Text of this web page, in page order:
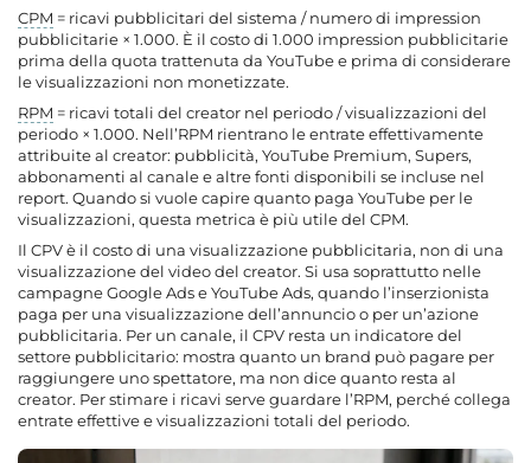
CPM = ricavi pubblicitari del sistema / numero di impression
pubblicitarie × 1.000. È il costo di 1.000 impression pubblicitarie
prima della quota trattenuta da YouTube e prima di considerare
le visualizzazioni non monetizzate.
RPM = ricavi totali del creator nel periodo / visualizzazioni del
periodo × 1.000. Nell’RPM rientrano le entrate effettivamente
attribuite al creator: pubblicità, YouTube Premium, Supers,
abbonamenti al canale e altre fonti disponibili se incluse nel
report. Quando si vuole capire quanto paga YouTube per le
visualizzazioni, questa metrica è più utile del CPM.
Il CPV è il costo di una visualizzazione pubblicitaria, non di una
visualizzazione del video del creator. Si usa soprattutto nelle
campagne Google Ads e YouTube Ads, quando l’inserzionista
paga per una visualizzazione dell’annuncio o per un’azione
pubblicitaria. Per un canale, il CPV resta un indicatore del
settore pubblicitario: mostra quanto un brand può pagare per
raggiungere uno spettatore, ma non dice quanto resta al
creator. Per stimare i ricavi serve guardare l’RPM, perché collega
entrate effettive e visualizzazioni totali del periodo.